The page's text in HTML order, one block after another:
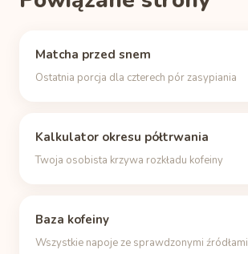
Matcha przed snem
Ostatnia porcja dla czterech pór zasypiania
Kalkulator okresu półtrwania
Twoja osobista krzywa rozkładu kofeiny
Baza kofeiny
Wszystkie napoje ze sprawdzonymi źródłami